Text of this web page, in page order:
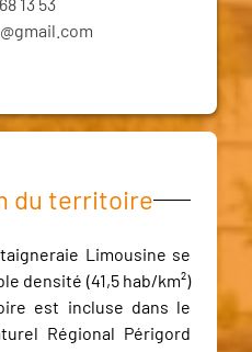
du territoire
Limousine se
densité (41,5 hab/km²)
est incluse dans le
Régional Périgord